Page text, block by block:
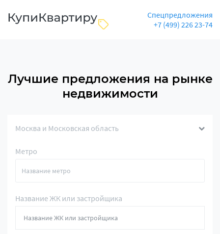
Спецпредложения
+7 (499) 226 23-74
Лучшие предложения на рынке
недвижимости
Москва и Московская область
Метро
Название ЖК или застройщика